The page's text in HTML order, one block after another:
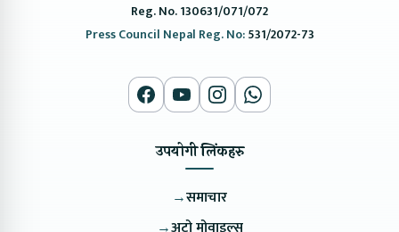
Reg. No. 130631/071/072
Press Council Nepal Reg. No:531/2072-73
उपयोगी लिंकहरु
→समाचार